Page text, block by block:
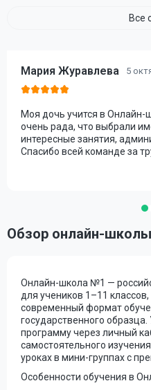
Все
Мария Журавлева 5
Моя дочь учится в
очень рада, что выбрали
интересные занятия,
Спасибо всей команде за
Обзор онлайн-
Онлайн-школа №1 —
для учеников 1–11
современный формат
государственного
программу через личный
самостоятельного
уроках в мини-группах с
Особенности обучения в